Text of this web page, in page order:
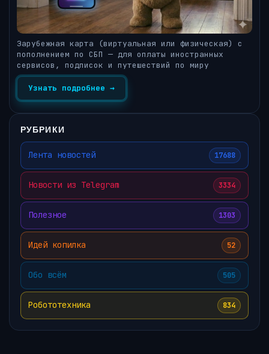
Зарубежная карта (виртуальная или физическая) с
пополнением по СБП — для оплаты иностранных
сервисов, подписок и путешествий по миру
Узнать подробнее →
РУБРИКИ
Лента новостей 17688
Новости из Telegram 3334
Полезное 1303
Идей копилка 52
Обо всём 505
Робототехника 834